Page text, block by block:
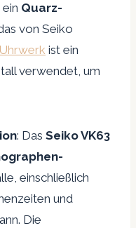
ein Quarz-
von Seiko
ist ein
verwendet, um
: Das Seiko VK63
einschließlich
und
Die